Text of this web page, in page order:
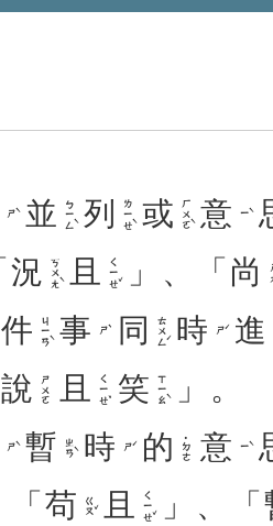
ㄕˋ 並 ㄅㄧㄥˋ 列 ㄌㄧㄝˋ 或 ㄏㄨㄛˋ 意 ㄧˋ
況 ㄎㄨㄤˋ 且 ㄑㄧㄝˇ 」、「 尚
件 ㄐㄧㄢˋ 事 ㄕˋ 同 ㄊㄨㄥˊ 時 ㄕˊ 進
說 ㄕㄨㄛ 且 ㄑㄧㄝˇ 笑 ㄒㄧㄠˋ
」。
ㄕˋ 暫 ㄓㄢˋ 時 ㄕˊ 的 ˙ㄉㄜ 意 ㄧˋ
苟 ㄍㄡˇ 且 ㄑㄧㄝˇ 」、「